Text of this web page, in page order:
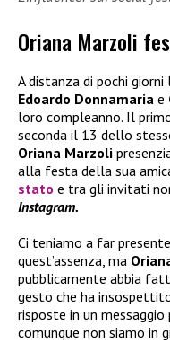
Oriana Marzoli
A distanza di pochi giorni
Edoardo Donnamaria e
loro compleanno. Il
seconda il 13 dello
Oriana Marzoli
alla festa della sua
stato e tra gli invitati
Instagram.
Ci teniamo a far
quest’assenza, ma
pubblicamente abbia
gesto che ha
risposte in un
comunque non siamo in